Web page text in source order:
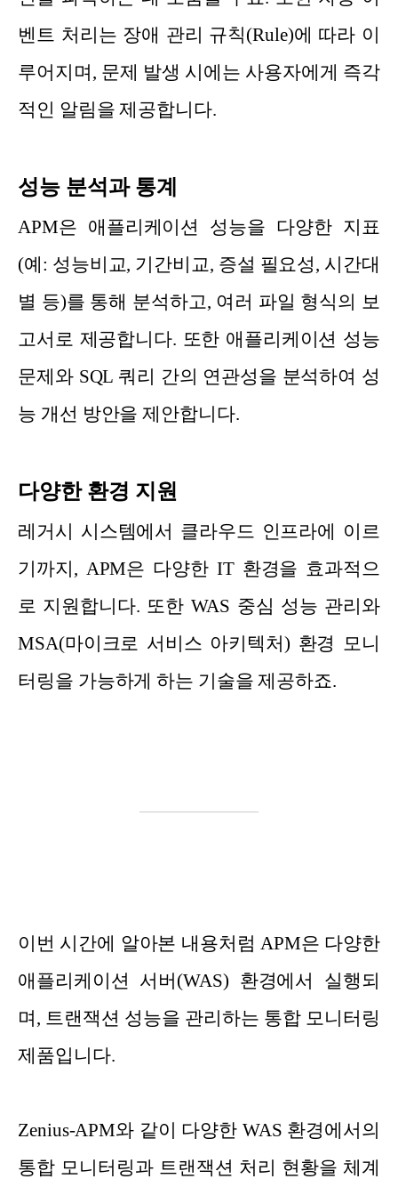
벤트 처리는 장애 관리 규칙(Rule)에 따라 이
루어지며, 문제 발생 시에는 사용자에게 즉각
적인 알림을 제공합니다.
성능 분석과 통계
APM은 애플리케이션 성능을 다양한 지표
(예: 성능비교, 기간비교, 증설 필요성, 시간대
별 등)를 통해 분석하고, 여러 파일 형식의 보
고서로 제공합니다. 또한 애플리케이션 성능
문제와 SQL 쿼리 간의 연관성을 분석하여 성
능 개선 방안을 제안합니다.
다양한 환경 지원
레거시 시스템에서 클라우드 인프라에 이르
기까지, APM은 다양한 IT 환경을 효과적으
로 지원합니다. 또한 WAS 중심 성능 관리와
MSA(마이크로 서비스 아키텍처) 환경 모니
터링을 가능하게 하는 기술을 제공하죠.
이번 시간에 알아본 내용처럼 APM은 다양한
애플리케이션 서버(WAS) 환경에서 실행되
며, 트랜잭션 성능을 관리하는 통합 모니터링
제품입니다.
Zenius-APM와 같이 다양한 WAS 환경에서의
통합 모니터링과 트랜잭션 처리 현황을 체계